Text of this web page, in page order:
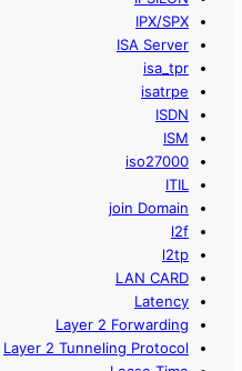
IPX/SPX
ISA Server
isa_tpr
isatrpe
ISDN
ISM
iso27000
ITIL
join Domain
l2f
l2tp
LAN CARD
Latency
Layer 2 Forwarding
Layer 2 Tunneling Protocol